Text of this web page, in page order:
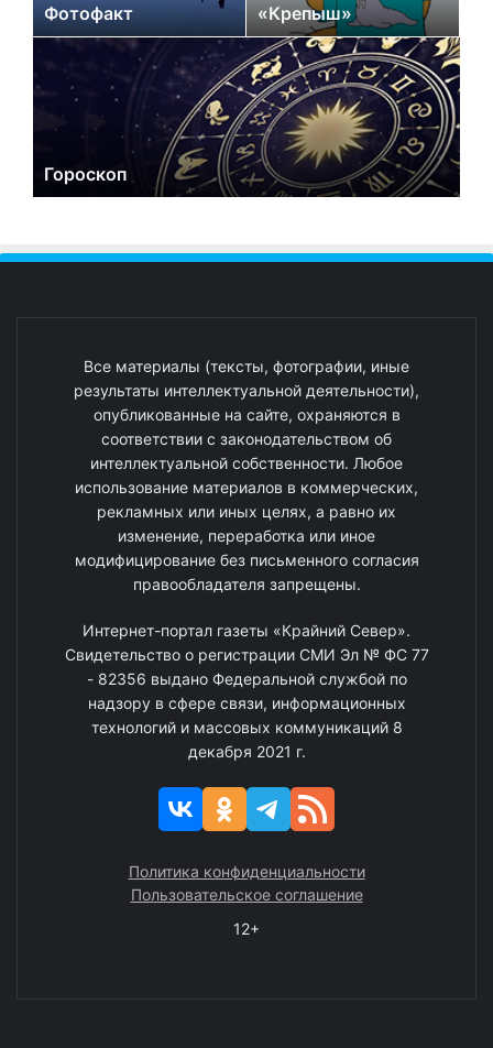
Фотофакт «Крепыш»
Гороскоп
Все материалы (тексты, фотографии, иные
результаты интеллектуальной деятельности),
опубликованные на сайте, охраняются в
соответствии с законодательством об
интеллектуальной собственности. Любое
использование материалов в коммерческих,
рекламных или иных целях, а равно их
изменение, переработка или иное
модифицирование без письменного согласия
правообладателя запрещены.
Интернет-портал газеты «Крайний Север».
Свидетельство о регистрации СМИ Эл № ФС 77
- 82356 выдано Федеральной службой по
надзору в сфере связи, информационных
технологий и массовых коммуникаций 8
декабря 2021 г.
Политика конфиденциальности
Пользовательское соглашение
12+